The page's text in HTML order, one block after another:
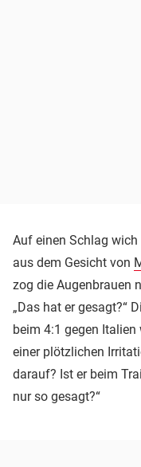
Auf einen Schlag
aus dem Gesicht von
zog die Augenbrauen
„Das hat er gesagt?“
beim 4:1 gegen
einer plötzlichen
darauf? Ist er beim
nur so gesagt?“